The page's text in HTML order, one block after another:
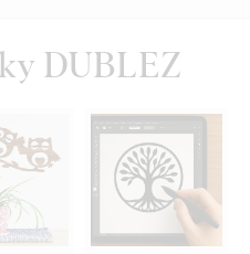
DUBLEZ